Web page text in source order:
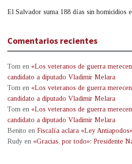
El Salvador suma 188 días sin homicidios
Comentarios recientes
Tom en «Los veteranos de guerra
candidato a diputado Vladimir Melara
Tom en «Los veteranos de guerra
candidato a diputado Vladimir Melara
Tom en «Los veteranos de guerra
candidato a diputado Vladimir Melara
Benito en Fiscalía aclara «Ley
Rudy en «Gracias, por todo»: Presidente